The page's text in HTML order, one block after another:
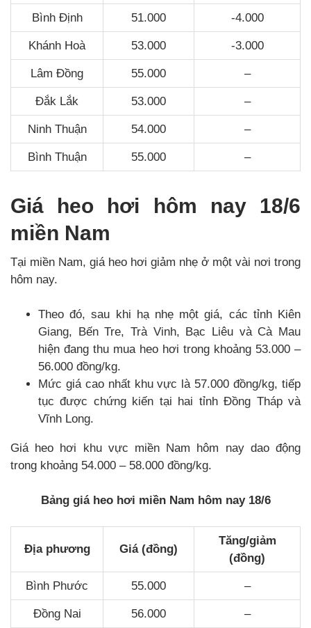
Bình Định 51.000 -4.000
Khánh Hoà 53.000 -3.000
Lâm Đồng 55.000 –
Đắk Lắk 53.000 –
Ninh Thuận 54.000 –
Bình Thuận 55.000 –
Giá heo hơi hôm nay 18/6
miền Nam
Tại miền Nam, giá heo hơi giảm nhẹ ở một vài nơi trong
hôm nay.
Theo đó, sau khi hạ nhẹ một giá, các tỉnh Kiên
Giang, Bến Tre, Trà Vinh, Bạc Liêu và Cà Mau
hiện đang thu mua heo hơi trong khoảng 53.000 –
56.000 đồng/kg.
Mức giá cao nhất khu vực là 57.000 đồng/kg, tiếp
tục được chứng kiến tại hai tỉnh Đồng Tháp và
Vĩnh Long.
Giá heo hơi khu vực miền Nam hôm nay dao động
trong khoảng 54.000 – 58.000 đồng/kg.
Bảng giá heo hơi miền Nam hôm nay 18/6
Địa phương Giá (đồng)
Tăng/giảm
(đồng)
Bình Phước 55.000 –
Đồng Nai 56.000 –